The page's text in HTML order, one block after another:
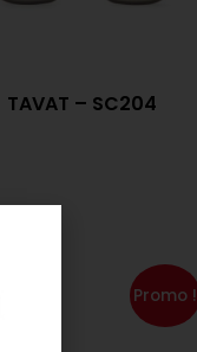
TAVAT – SC204
Promo !